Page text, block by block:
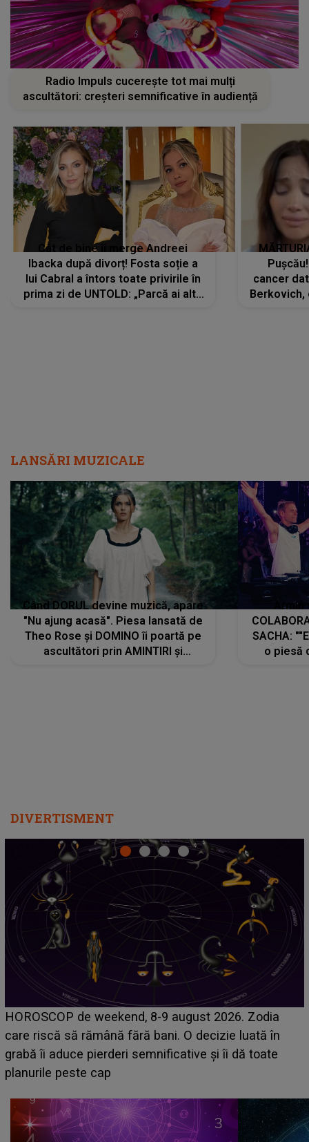
Radio Impuls cucerește tot mai mulți
ascultători: creșteri semnificative în audiență
Cât de bine îi merge Andreei
Ibacka după divorț! Fosta soție a
lui Cabral a întors toate privirile în
prima zi de UNTOLD: „Parcă ai altă
cancer
Berkovich,
LANSĂRI MUZICALE
Când DORUL devine muzică, apare
"Nu ajung acasă". Piesa lansată de
Theo Rose și DOMINO îi poartă pe
ascultători prin AMINTIRI și
SACHA:
o piesă
DIVERTISMENT
Emanuel a ținut ACEST DETALIU ASCUNS până
acum! În fața Alexandrei, concurentul din Casa Iubirii
face o MĂRTURISIRE NEAȘTEPTATĂ despre mama
sa: "I-am spus și ei în față, eu nu te iubesc pentru